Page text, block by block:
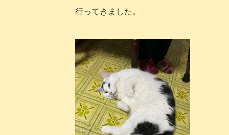
行ってきました。